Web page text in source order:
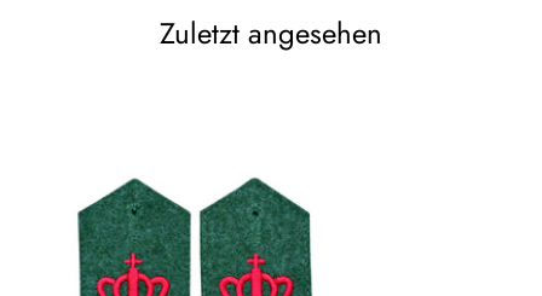
Zuletzt angesehen